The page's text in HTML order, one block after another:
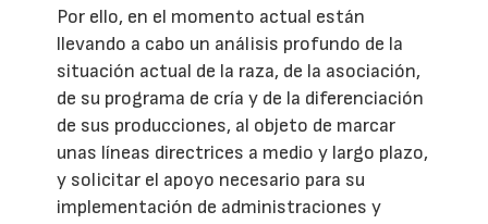
Por ello, en el momento actual están
llevando a cabo un análisis profundo de la
situación actual de la raza, de la asociación,
de su programa de cría y de la diferenciación
de sus producciones, al objeto de marcar
unas líneas directrices a medio y largo plazo,
y solicitar el apoyo necesario para su
implementación de administraciones y